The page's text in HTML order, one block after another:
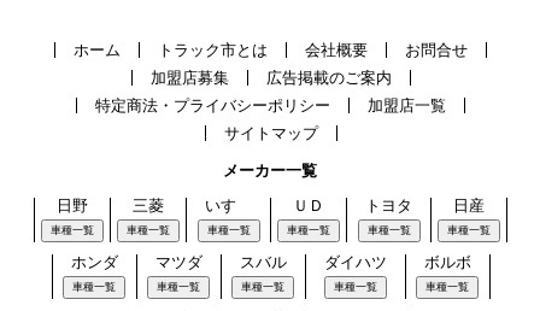
ホーム トラック市とは 会社概要
お問合せ
加盟店募集
広告掲載のご案内
特定商法・プライバシーポリシー
加盟店一覧
サイトマップ
メーカー一覧
日野
車種一覧
三菱
車種一覧
いすゞ
車種一覧
ＵＤ
車種一覧
トヨタ
車種一覧
日産
車種一覧
ホンダ
車種一覧
マツダ
車種一覧
スバル
車種一覧
ダイハツ
車種一覧
ボルボ
車種一覧